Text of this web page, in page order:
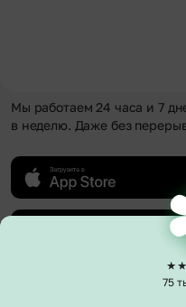
Мы работаем 24 часа и 7
в неделю. Даже без
75